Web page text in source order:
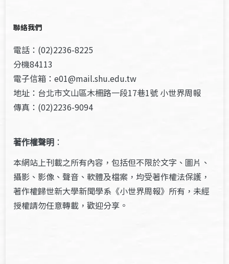
聯絡我們
電話：(02)2236-8225
分機84113
電子信箱：e01@mail.shu.edu.tw
地址：台北市文山區木柵路一段17巷1號 小世界周報
傳真：(02)2236-9094
著作權聲明 ：
本網站上刊載之所有內容，包括但不限於文字、圖片、
攝影、影像、聲音、軟體及檔案，均受著作權法保護，
著作權歸世新大學新聞學系《小世界周報》所有，未經
授權請勿任意轉載，歡迎分享。